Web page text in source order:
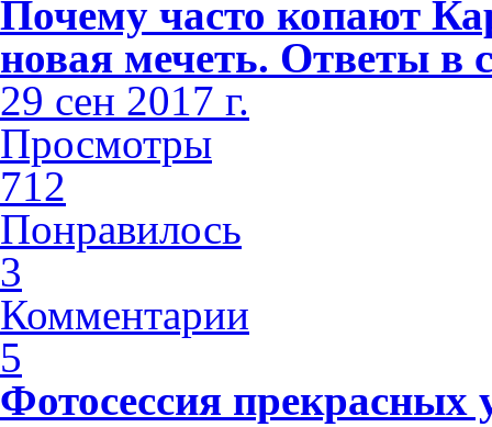
Почему часто копают
новая мечеть. Ответы в
29 сен 2017 г.
Просмотры
712
Понравилось
3
Комментарии
5
Фотосессия прекрасных